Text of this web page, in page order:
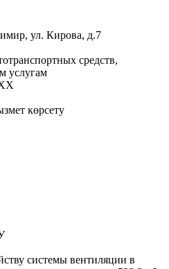
ул. Кирова, д.7
средств,
услугам
көрсету
системы вентиляции в